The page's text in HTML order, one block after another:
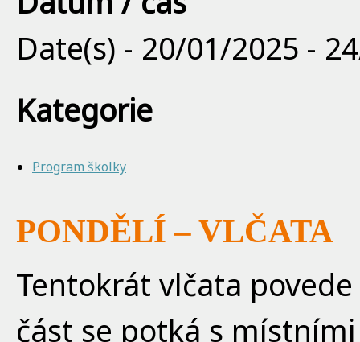
Date(s) - 20/01/2025 -
Kategorie
Program školky
PONDĚLÍ – VLČATA
Tentokrát vlčata
část se potká s